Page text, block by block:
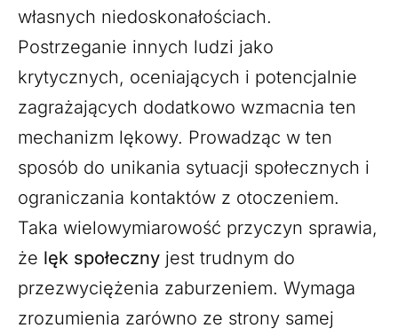
własnych niedoskonałościach.
Postrzeganie innych ludzi jako
krytycznych, oceniających i potencjalnie
zagrażających dodatkowo wzmacnia ten
mechanizm lękowy. Prowadząc w ten
sposób do unikania sytuacji społecznych i
ograniczania kontaktów z otoczeniem.
Taka wielowymiarowość przyczyn sprawia,
że lęk społeczny jest trudnym do
przezwyciężenia zaburzeniem. Wymaga
zrozumienia zarówno ze strony samej